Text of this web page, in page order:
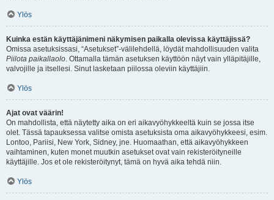
Ylös
Kuinka estän käyttäjänimeni näkymisen paikalla olevissa käyttäjissä?
Omissa asetuksissasi, “Asetukset”-välilehdellä, löydät mahdollisuuden valita
Piilota paikallaolo. Ottamalla tämän asetuksen käyttöön näyt vain ylläpitäjille,
valvojille ja itsellesi. Sinut lasketaan piilossa oleviin käyttäjiin.
Ylös
Ajat ovat väärin!
On mahdollista, että näytetty aika on eri aikavyöhykkeeltä kuin se jossa itse
olet. Tässä tapauksessa valitse omista asetuksista oma aikavyöhykkeesi, esim.
Lontoo, Pariisi, New York, Sidney, jne. Huomaathan, että aikavyöhykkeen
vaihtaminen, kuten monet muutkin asetukset ovat vain rekisteröityneille
käyttäjille. Jos et ole rekisteröitynyt, tämä on hyvä aika tehdä niin.
Ylös